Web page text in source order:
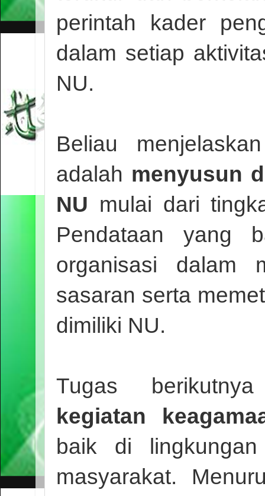
perintah kader
dalam setiap
NU.
Beliau
adalah menyusun
NU mulai dari
Pendataan yang
organisasi dalam
sasaran serta
dimiliki NU.
Tugas
kegiatan
baik di
masyarakat.